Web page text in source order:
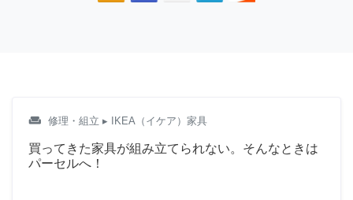
weekend 修理・組立 ▸ IKEA（イケア）家具
買ってきた家具が組み立てられない。そんなときは
パーセルへ！